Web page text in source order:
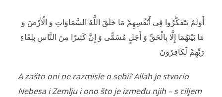
أَوَلَمْ يَتَفَكَّرُوا فِى أَنْفُسِهِمْ مَا خَلَقَ اللَّهُ السَّمَاوَاتِ وَ الْأَرْضَ وَ
مَا بَيْنَهُمَا إِلَّا بِالْحَقِّ وَ أَجَلٍ مُسَمًّى وَ إِنَّ كَثِيرًا مِنَ النَّاسِ بِلِقَاءِ
رَبِّهِمْ لَكَافِرُونَ
A zašto oni ne razmisle o sebi? Allah je stvorio
Nebesa i Zemlju i ono što je između njih – s ciljem